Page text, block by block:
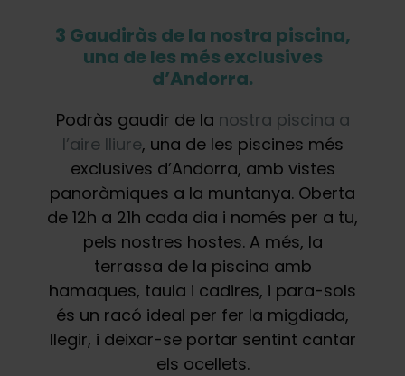
3 Gaudiràs de la nostra piscina,
una de les més exclusives
d’Andorra.
Podràs gaudir de la nostra piscina a
l’aire lliure, una de les piscines més
exclusives d’Andorra, amb vistes
panoràmiques a la muntanya. Oberta
de 12h a 21h cada dia i només per a tu,
pels nostres hostes. A més, la
terrassa de la piscina amb
hamaques, taula i cadires, i para-sols
és un racó ideal per fer la migdiada,
llegir, i deixar-se portar sentint cantar
els ocellets.